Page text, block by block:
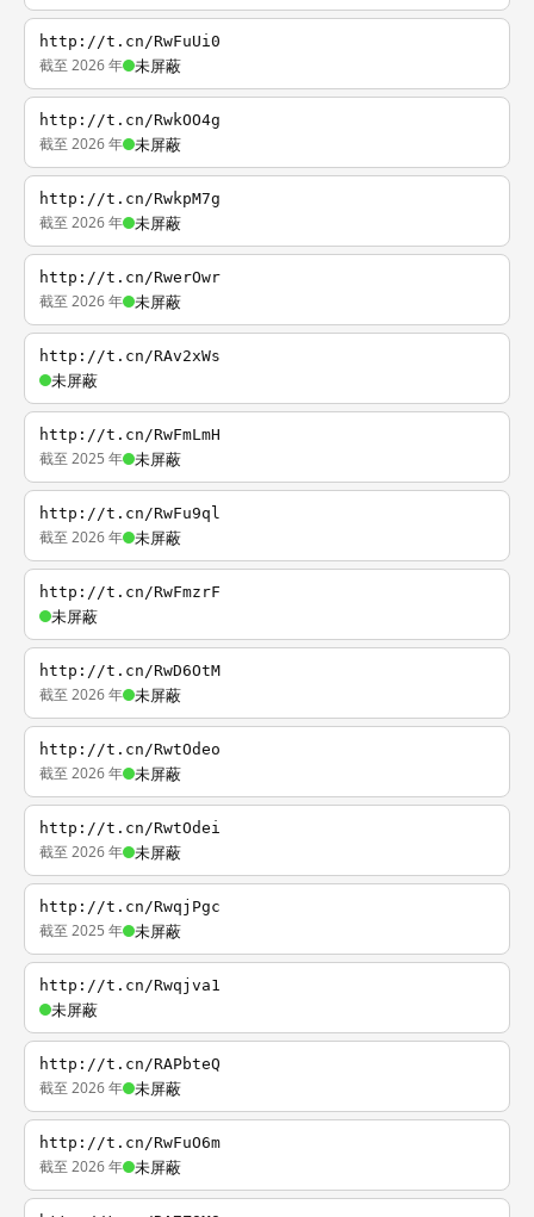
http://t.cn/RwFuUi0
截至 2026 年 未屏蔽
http://t.cn/RwkOO4g
截至 2026 年 未屏蔽
http://t.cn/RwkpM7g
截至 2026 年 未屏蔽
http://t.cn/RwerOwr
截至 2026 年 未屏蔽
http://t.cn/RAv2xWs
未屏蔽
http://t.cn/RwFmLmH
截至 2025 年 未屏蔽
http://t.cn/RwFu9ql
截至 2026 年 未屏蔽
http://t.cn/RwFmzrF
未屏蔽
http://t.cn/RwD6OtM
截至 2026 年 未屏蔽
http://t.cn/RwtOdeo
截至 2026 年 未屏蔽
http://t.cn/RwtOdei
截至 2026 年 未屏蔽
http://t.cn/RwqjPgc
截至 2025 年 未屏蔽
http://t.cn/Rwqjva1
未屏蔽
http://t.cn/RAPbteQ
截至 2026 年 未屏蔽
http://t.cn/RwFuO6m
截至 2026 年 未屏蔽